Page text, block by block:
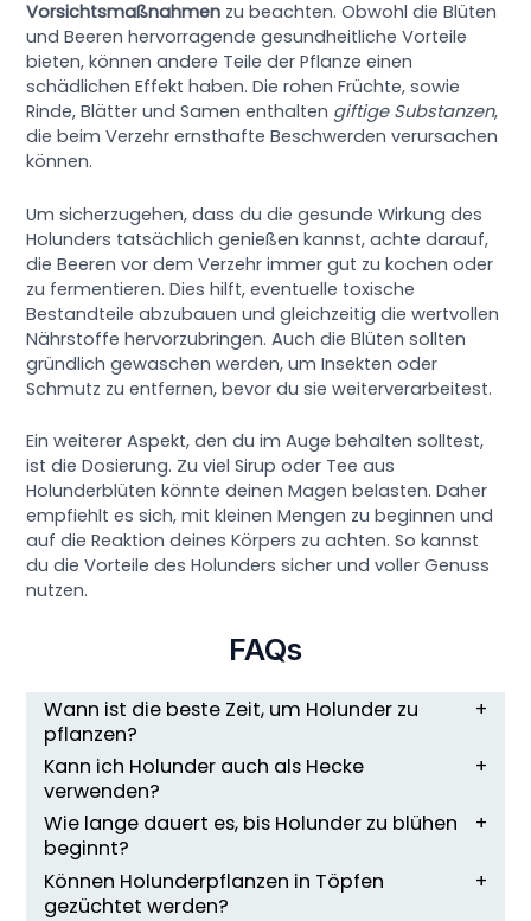
Vorsichtsmaßnahmen zu beachten. Obwohl die Blüten
und Beeren hervorragende gesundheitliche Vorteile
bieten, können andere Teile der Pflanze einen
schädlichen Effekt haben. Die rohen Früchte, sowie
Rinde, Blätter und Samen enthalten giftige Substanzen,
die beim Verzehr ernsthafte Beschwerden verursachen
können.
Um sicherzugehen, dass du die gesunde Wirkung des
Holunders tatsächlich genießen kannst, achte darauf,
die Beeren vor dem Verzehr immer gut zu kochen oder
zu fermentieren. Dies hilft, eventuelle toxische
Bestandteile abzubauen und gleichzeitig die wertvollen
Nährstoffe hervorzubringen. Auch die Blüten sollten
gründlich gewaschen werden, um Insekten oder
Schmutz zu entfernen, bevor du sie weiterverarbeitest.
Ein weiterer Aspekt, den du im Auge behalten solltest,
ist die Dosierung. Zu viel Sirup oder Tee aus
Holunderblüten könnte deinen Magen belasten. Daher
empfiehlt es sich, mit kleinen Mengen zu beginnen und
auf die Reaktion deines Körpers zu achten. So kannst
du die Vorteile des Holunders sicher und voller Genuss
nutzen.
FAQs
Wann ist die beste Zeit, um Holunder zu
pflanzen?
Kann ich Holunder auch als Hecke
verwenden?
Wie lange dauert es, bis Holunder zu blühen
beginnt?
Können Holunderpflanzen in Töpfen
gezüchtet werden?